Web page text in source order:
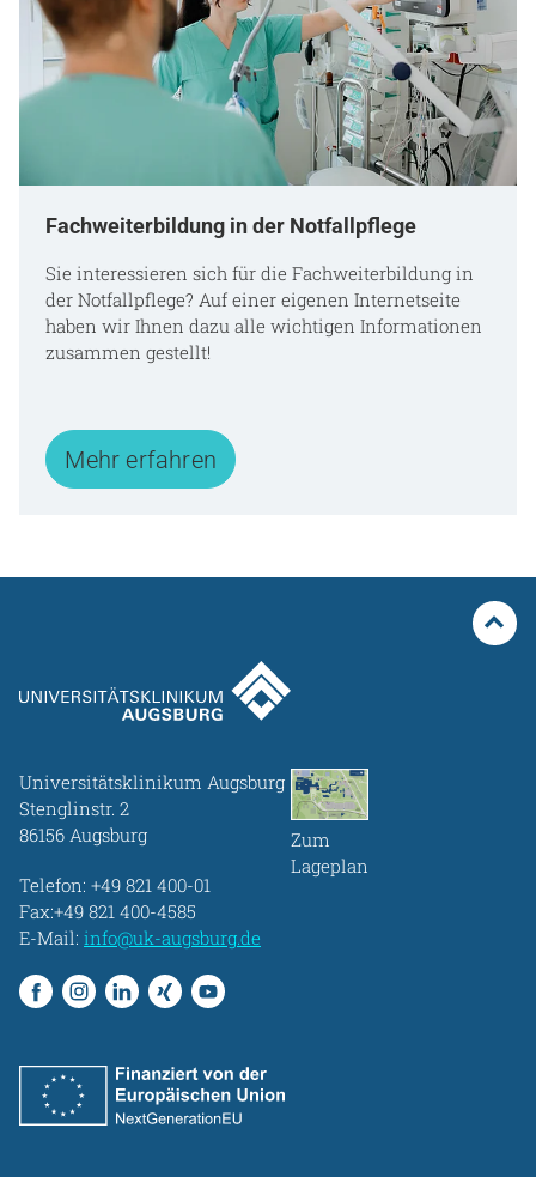
Fachweiterbildung in der Notfallpflege
Sie interessieren sich für die Fachweiterbildung in
der Notfallpflege? Auf einer eigenen Internetseite
haben wir Ihnen dazu alle wichtigen Informationen
zusammen gestellt!
Mehr erfahren
Universitätsklinikum Augsburg
Stenglinstr. 2
86156 Augsburg
Telefon: +49 821 400-01
Fax:+49 821 400-4585
E-Mail: info@uk-augsburg.de
Zum
Lageplan